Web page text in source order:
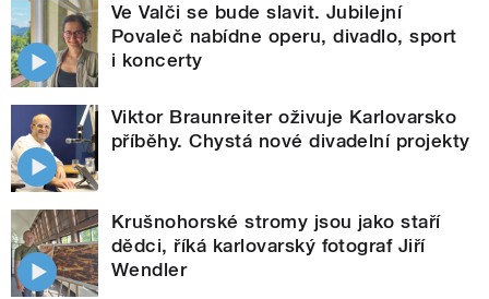
Ve Valči se bude slavit. Jubilejní
Povaleč nabídne operu, divadlo, sport
i koncerty
Viktor Braunreiter oživuje Karlovarsko
příběhy. Chystá nové divadelní projekty
Krušnohorské stromy jsou jako staří
dědci, říká karlovarský fotograf Jiří
Wendler